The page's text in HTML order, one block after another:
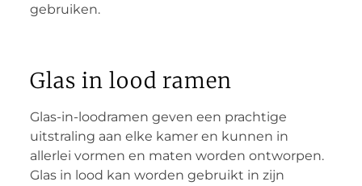
gebruiken.
Glas in lood ramen
Glas-in-loodramen geven een prachtige
uitstraling aan elke kamer en kunnen in
allerlei vormen en maten worden ontworpen.
Glas in lood kan worden gebruikt in zijn